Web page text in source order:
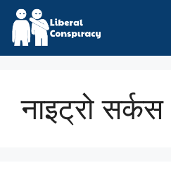
Skip
content
नाइट्रो सर्कस